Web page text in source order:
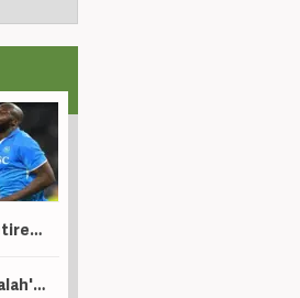
Jose Mourinho'dan ses getirecek hamle! 140 milyon Euro'luk yıldız resmen açıklandı
Trabzonspor, Mohamed Salah'ın maliyetini açıkladı! İşte alacağı maaş